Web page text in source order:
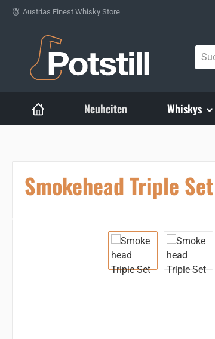
Zum Hauptinhalt springen
Austrias Finest Whisky Store
Neuheiten Whiskys
Smokehead Triple
Bildergalerie überspringen